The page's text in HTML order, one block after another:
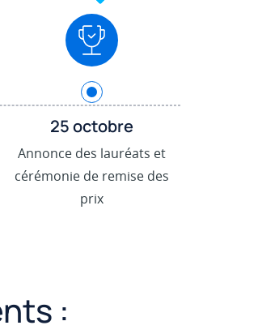
25 octobre
Annonce des lauréats et
cérémonie de remise des
prix
: